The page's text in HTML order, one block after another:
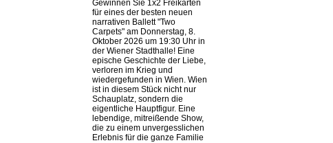
Gewinnen Sie 1x2 Freikarten
für eines der besten neuen
narrativen Ballett "Two
Carpets" am Donnerstag, 8.
Oktober 2026 um 19:30 Uhr in
der Wiener Stadthalle! Eine
epische Geschichte der Liebe,
verloren im Krieg und
wiedergefunden in Wien. Wien
ist in diesem Stück nicht nur
Schauplatz, sondern die
eigentliche Hauptfigur. Eine
lebendige, mitreißende Show,
die zu einem unvergesslichen
Erlebnis für die ganze Familie